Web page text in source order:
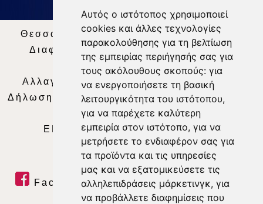
Αυτός ο ιστότοπος χρησιμοποιεί
cookies και άλλες τεχνολογίες
παρακολούθησης για τη βελτίωση
της εμπειρίας περιήγησής σας για
τους ακόλουθους σκοπούς: για
να ενεργοποιήσετε τη βασική
λειτουργικότητα του ιστότοπου,
για να παρέχετε καλύτερη
εμπειρία στον ιστότοπο, για να
μετρήσετε το ενδιαφέρον σας για
τα προϊόντα και τις υπηρεσίες
μας και να εξατομικεύσετε τις
αλληλεπιδράσεις μάρκετινγκ, για
να προβάλλετε διαφημίσεις που
Θεσσαλία Τηλεόραση|SNG Services
Διαφήμιση | Όροι Χρήσης |Δήλωση
Απορρήτου |
Περιεχόμενο
Αλλαγή Προτιμήσεων για τα Cookies
Δήλωση συμμόρφωσης με τη σύσταση (ΕΕ)
2018/334|Ταυτότητα
ΕΝΗΜΕΡΩΣΗ |WEB TV| LIVE
Facebook| Twitter | Youtube
RSS Feed